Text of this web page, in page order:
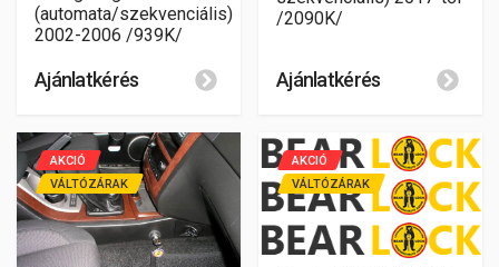
(automata/szekvenciális)
2002-2006 /939K/
Ajánlatkérés
/2090K/
Ajánlatkérés
AKCIÓ
VÁLTÓZÁRAK
AKCIÓ
VÁLTÓZÁRAK